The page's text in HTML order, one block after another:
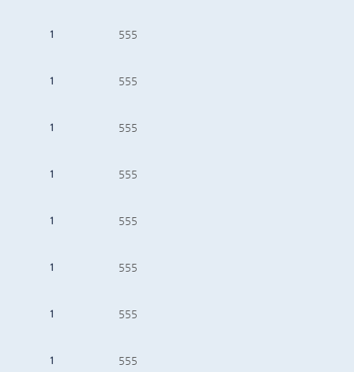
1 555
1 555
1 555
1 555
1 555
1 555
1 555
1 555